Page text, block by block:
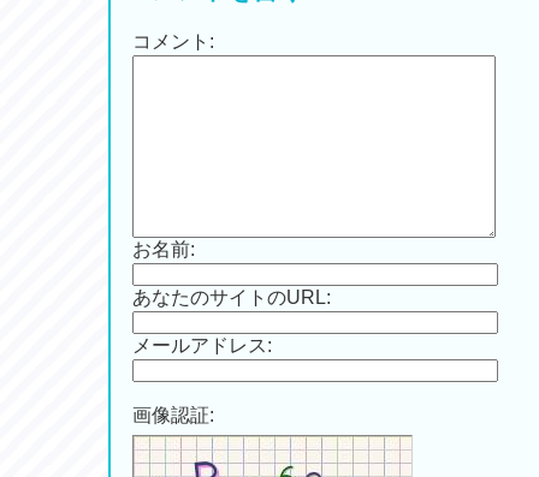
コメント:
お名前:
あなたのサイトのURL:
メールアドレス:
画像認証: